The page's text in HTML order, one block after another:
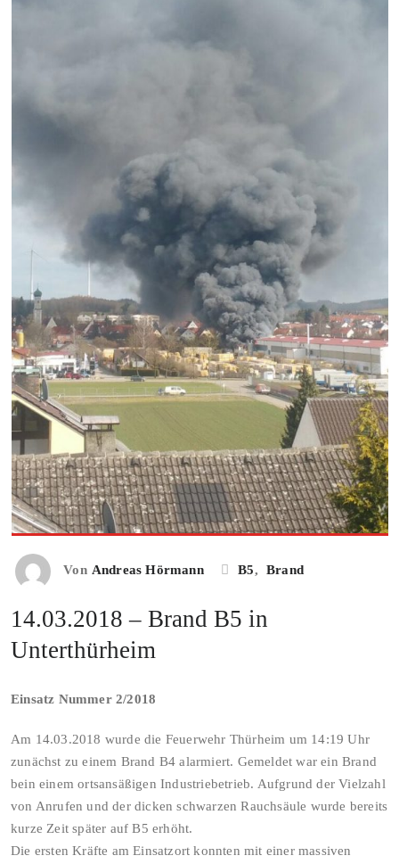
Von Andreas Hörmann B5, Brand
14.03.2018 – Brand B5 in
Unterthürheim
Einsatz Nummer 2/2018
Am 14.03.2018 wurde die Feuerwehr Thürheim um 14:19 Uhr
zunächst zu einem Brand B4 alarmiert. Gemeldet war ein Brand
bein einem ortsansäßigen Industriebetrieb. Aufgrund der Vielzahl
von Anrufen und der dicken schwarzen Rauchsäule wurde bereits
kurze Zeit später auf B5 erhöht.
Die ersten Kräfte am Einsatzort konnten mit einer massiven